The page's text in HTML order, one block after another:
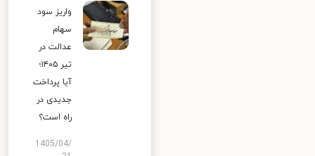
واریز سود
سهام
عدالت در
تیر ۱۴۰۵؛
آیا پرداخت
جدیدی در
راه است؟
1405/04/